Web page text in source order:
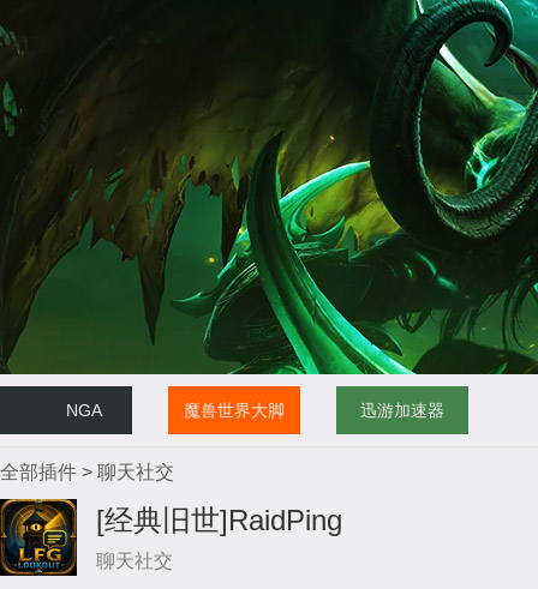
NGA 魔兽世界大脚 迅游加速器
全部插件 > 聊天社交
[经典旧世]RaidPing
聊天社交